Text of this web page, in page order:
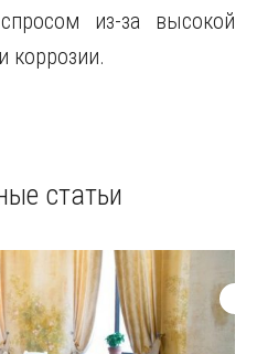
из-за высокой
коррозии.
статьи